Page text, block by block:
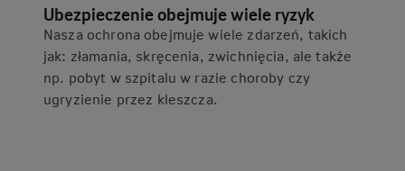
Ubezpieczenie obejmuje wiele ryzyk
Nasza ochrona obejmuje wiele zdarzeń, takich
jak: złamania, skręcenia, zwichnięcia, ale także
np. pobyt w szpitalu w razie choroby czy
ugryzienie przez kleszcza.